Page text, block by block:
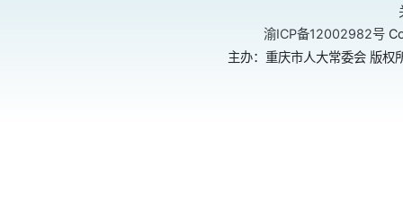
渝ICP备12002982号
主办：重庆市人大常委会 版